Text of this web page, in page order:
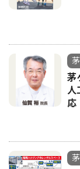
茅
人
応